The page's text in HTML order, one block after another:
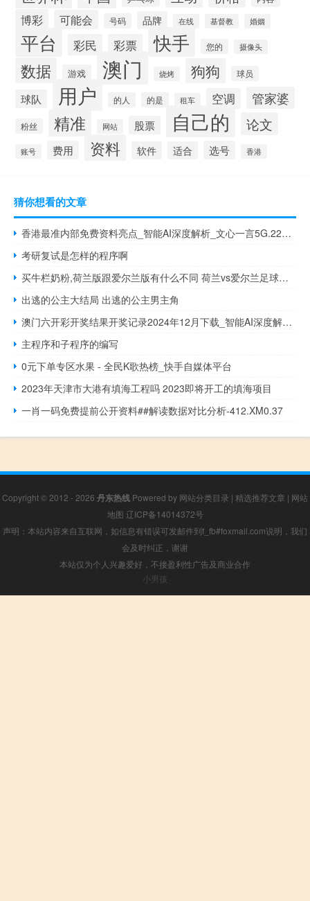
博彩 可能会 号码 品牌 在线 基督教 婚姻
平台 彩民 彩票 快手 您的 摄像头
数据 游戏 澳门 烧烤 狗狗 球员
球队 用户 的人 的是 租车 空调 管家婆
粉丝 精准 网站 股票 自己的 论文
账号 费用 资料 软件 适合 选号 香港
猜你想看的文章
香港最准内部免费资料亮点_智能AI深度解析_文心一言5G.223.380
考研复试是怎样的程序啊
买牛栏奶粉,荷兰版跟爱尔兰版有什么不同 荷兰vs爱尔兰足球比赛
出逃的公主大结局 出逃的公主男主角
澳门六开彩开奖结果开奖记录2024年12月下载_智能AI深度解析_iPhone版v11.64.805
主程序和子程序的编写
0元下单专区水果 - 全民K歌热榜_快手自媒体平台
2023年天津市大港有填海工程吗 2023即将开工的填海项目
一肖一码免费提前公开资料##解读数据对比分析-412.XM0.37
Copyright © 2012 - 2026 丹东热线 Powered by 网站分类目录 | 精选推荐文章 | 网站
地图 辽ICP备14014372号
声明：本站内容来自互联网，如信息有错误可发邮件到f_fb#foxmail.com说明，我们
会及时纠正，谢谢
本站仅为个人兴趣爱好，不接盈利性广告及商业合作
小男孩